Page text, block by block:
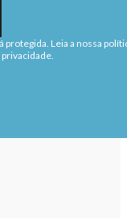
protegida. Leia a nossa
privacidade.